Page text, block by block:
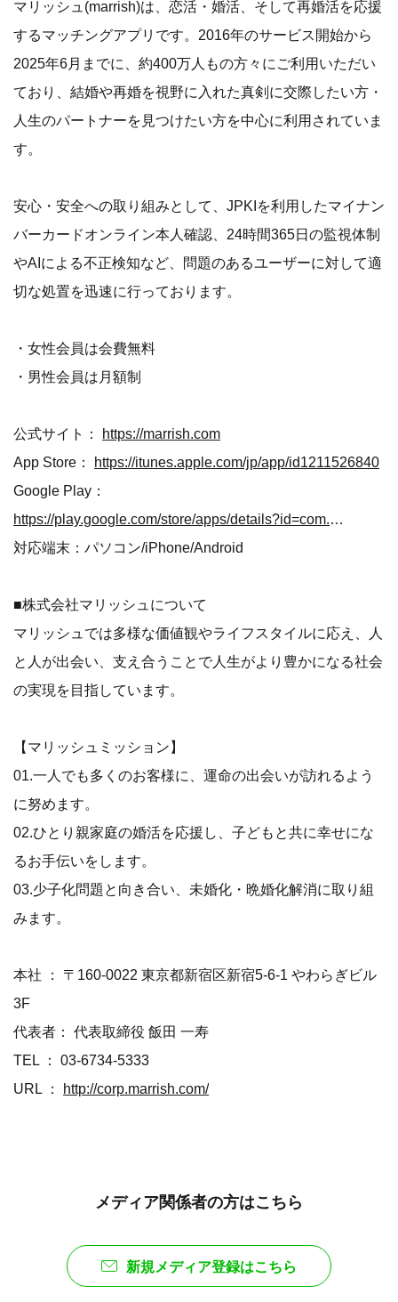
マリッシュ(marrish)は、恋活・婚活、そして再婚活を応援
するマッチングアプリです。2016年のサービス開始から
2025年6月までに、約400万人もの方々にご利用いただい
ており、結婚や再婚を視野に入れた真剣に交際したい方・
人生のパートナーを見つけたい方を中心に利用されていま
す。
安心・安全への取り組みとして、JPKIを利用したマイナン
バーカードオンライン本人確認、24時間365日の監視体制
やAIによる不正検知など、問題のあるユーザーに対して適
切な処置を迅速に行っております。
・女性会員は会費無料
・男性会員は月額制
公式サイト： https://marrish.com
App Store： https://itunes.apple.com/jp/app/id1211526840
Google Play：
https://play.google.com/store/apps/details?id=com.marrish.app
対応端末：パソコン/iPhone/Android
■株式会社マリッシュについて
マリッシュでは多様な価値観やライフスタイルに応え、人
と人が出会い、支え合うことで人生がより豊かになる社会
の実現を目指しています。
【マリッシュミッション】
01.一人でも多くのお客様に、運命の出会いが訪れるよう
に努めます。
02.ひとり親家庭の婚活を応援し、子どもと共に幸せにな
るお手伝いをします。
03.少子化問題と向き合い、未婚化・晩婚化解消に取り組
みます。
本社 ： 〒160-0022 東京都新宿区新宿5-6-1 やわらぎビル
3F
代表者： 代表取締役 飯田 一寿
TEL ： 03-6734-5333
URL ： http://corp.marrish.com/
メディア関係者の方はこちら
新規メディア登録はこちら